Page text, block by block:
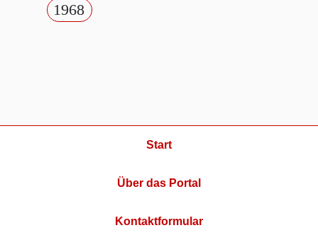
1968
Start
Über das Portal
Kontaktformular